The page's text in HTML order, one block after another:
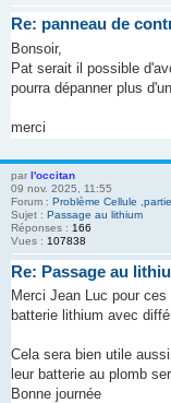
Re: panneau de
Bonsoir,
Pat serait il possible
pourra dépanner plus
merci
par l'occitan
09 nov. 2025, 11:55
Forum : Problème Cellule
Sujet : Passage au lithium
Réponses : 166
Vues : 107838
Re: Passage au
Merci Jean Luc pour
batterie lithium avec
Cela sera bien utile
leur batterie au plomb
Bonne journée